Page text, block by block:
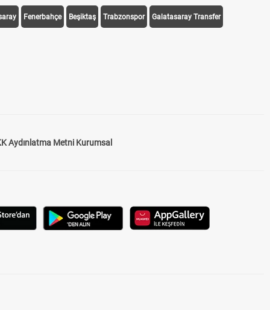
Fenerbahçe Beşiktaş Trabzonspor Galatasaray Transfer
Aydınlatma Metni Kurumsal